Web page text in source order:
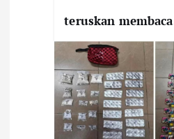
teruskan membaca